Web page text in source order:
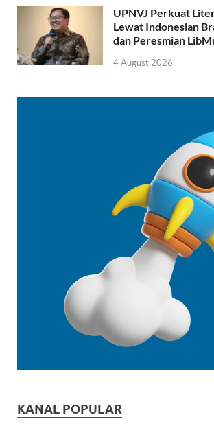
UPNVJ Perkuat
Lewat Indonesian
dan Peresmian
4 August 2026
KANAL POPULAR